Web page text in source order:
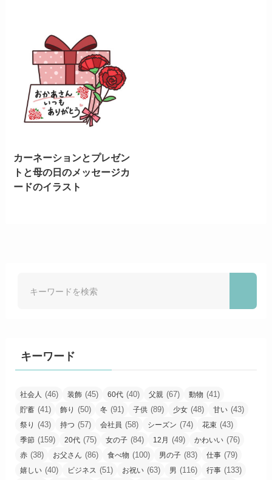
カーネーションとプレゼン
トと母の日のメッセージカ
ードのイラスト
キーワード
社会人 (46) 装飾 (45) 60代 (40) 父親 (67) 動物 (41)
貯蓄 (41) 飾り (50) 冬 (91) 子供 (89) 少女 (48) 甘い (43)
祭り (43) 持つ (57) 会社員 (58) シーズン (74) 花束 (43)
季節 (159) 20代 (75) 女の子 (84) 12月 (49) かわいい (76)
赤 (38) お父さん (86) 食べ物 (100) 男の子 (83) 仕事 (79)
嬉しい (40) ビジネス (51) お祝い (63) 男 (116) 行事 (133)